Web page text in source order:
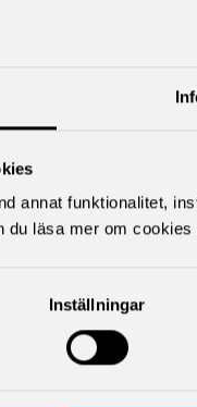
annat funktionalitet,
du läsa mer om
Inställningar